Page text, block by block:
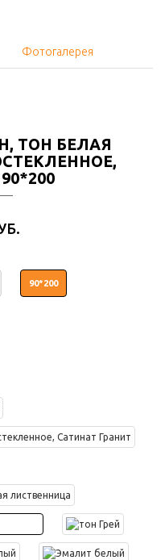
Фотогалерея
ТОН БЕЛАЯ
90*200